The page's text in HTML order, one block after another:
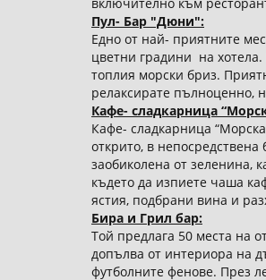
Пул- Бар "Дюни":
Едно от най- приятните
цветни градини на
топлия морски бриз.
релаксирате пълноценно,
Кафе- сладкарница
Кафе- сладкарница
открито, в
заобиколена от зеленина,
където да изпиете чаша
ястия, подбрани вина и
Бира и Грил бар:
Той предлага 50 места на
допълва от интериора на
футболните фенове. През